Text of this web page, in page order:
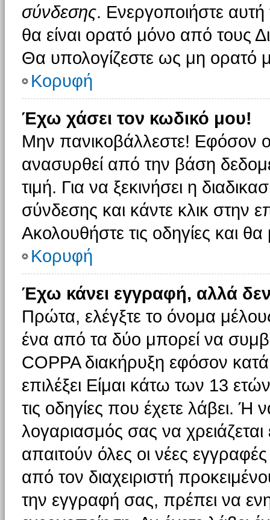
σύνδεσης. Ενεργοποιήστε
θα είναι ορατό μόνο από τους
Θα υπολογίζεστε ως μη ορατό
Κορυφή
Έχω χάσει τον κωδικό μου!
Μην πανικοβάλλεστε! Εφόσον
ανασυρθεί από την βάση
τιμή. Για να ξεκινήσει η
σύνδεσης και κάντε κλικ στην
Ακολουθήστε τις οδηγίες και
Κορυφή
Έχω κάνει εγγραφή, αλλά
Πρώτα, ελέγξτε το όνομα
ένα από τα δύο μπορεί να
COPPA διακήρυξη εφόσον κατά
επιλέξει Είμαι κάτω των 13
τις οδηγίες που έχετε λάβει. Ή
λογαριασμός σας να
απαιτούν όλες οι νέες
από τον διαχειριστή
την εγγραφή σας, πρέπει να